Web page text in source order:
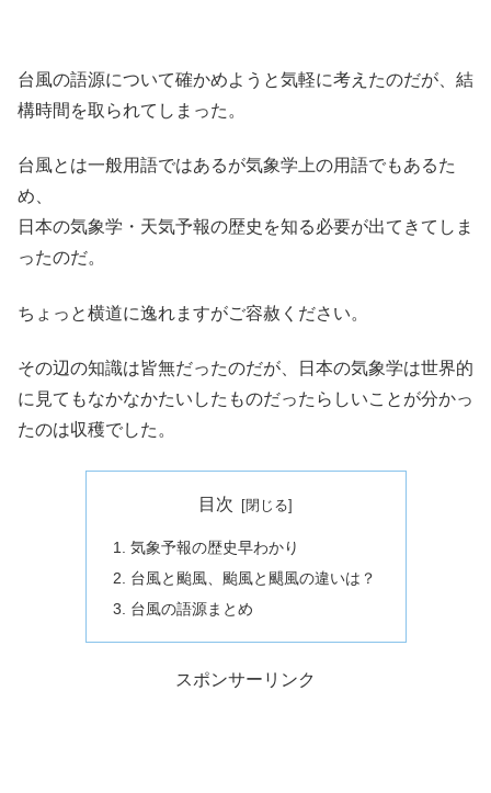
台風の語源について確かめようと気軽に考えたのだが、結
構時間を取られてしまった。
台風とは一般用語ではあるが気象学上の用語でもあるた
め、
日本の気象学・天気予報の歴史を知る必要が出てきてしま
ったのだ。
ちょっと横道に逸れますがご容赦ください。
その辺の知識は皆無だったのだが、日本の気象学は世界的
に見てもなかなかたいしたものだったらしいことが分かっ
たのは収穫でした。
目次
気象予報の歴史早わかり
台風と颱風、颱風と颶風の違いは？
台風の語源まとめ
スポンサーリンク